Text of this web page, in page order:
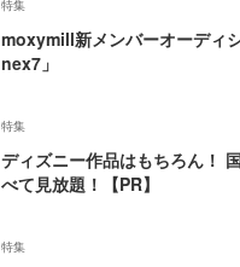
特集
moxymill新メンバーオーディ
nex7」
特集
ディズニー作品はもちろん！
べて見放題！【PR】
特集